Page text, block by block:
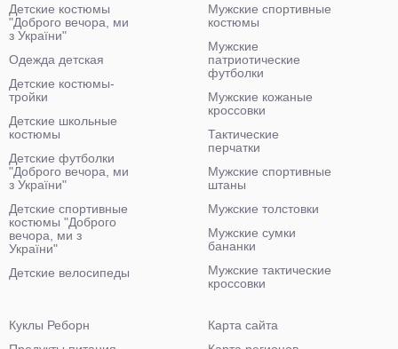
Детские костюмы
"Доброго вечора, ми
з України"
Одежда детская
Детские костюмы-
тройки
Детские школьные
костюмы
Детские футболки
"Доброго вечора, ми
з України"
Детские спортивные
костюмы "Доброго
вечора, ми з
України"
Детские велосипеды
Мужские спортивные
костюмы
Мужские
патриотические
футболки
Мужские кожаные
кроссовки
Тактические
перчатки
Мужские спортивные
штаны
Мужские толстовки
Мужские сумки
бананки
Мужские тактические
кроссовки
Куклы Реборн
Карта сайта